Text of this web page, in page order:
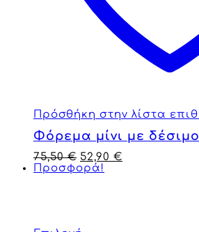
Πρόσθήκη στην λίστα
Φόρεμα μίνι με δέσιμο
75,50€ 52,90 €
Προσφορά!